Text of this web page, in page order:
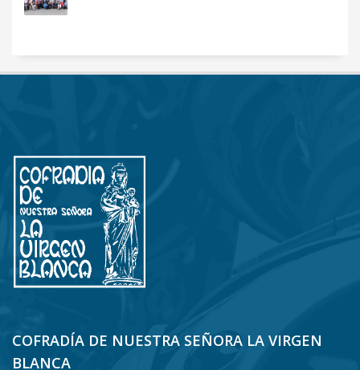
COFRADÍA DE NUESTRA SEÑORA LA VIRGEN
BLANCA